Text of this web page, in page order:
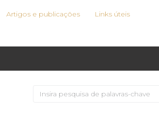
Artigos e publicações Links úteis